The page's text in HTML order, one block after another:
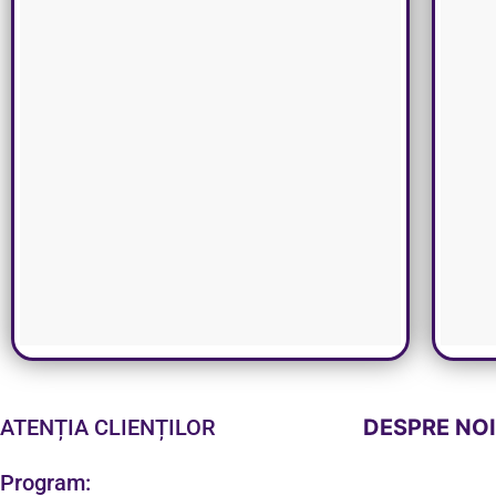
ATENȚIA CLIENȚILOR
Program:
DESPRE NOI